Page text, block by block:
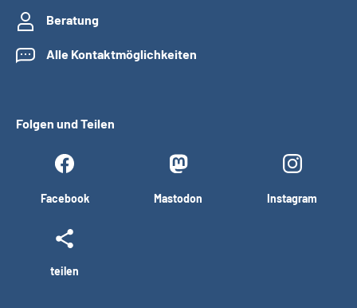
Beratung
Alle Kontaktmöglichkeiten
Folgen und Teilen
Facebook Mastodon Instagram
teilen